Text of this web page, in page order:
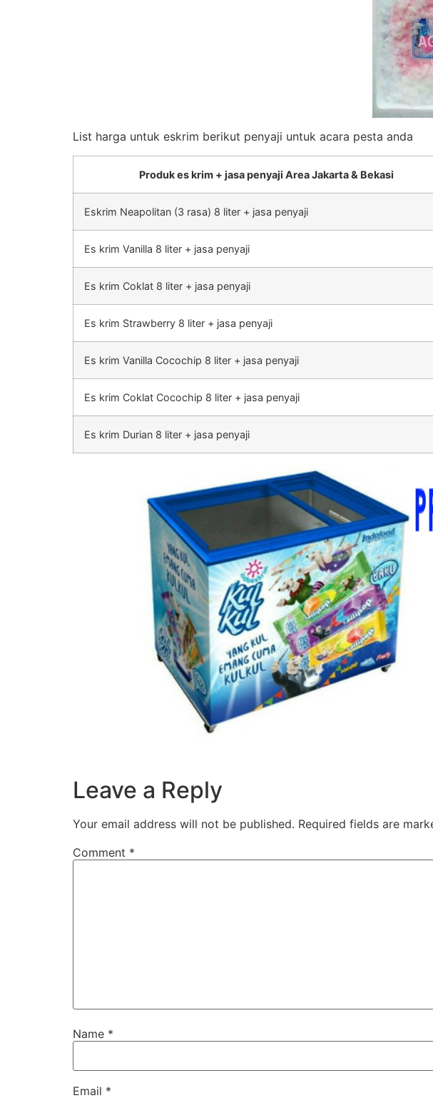
List harga untuk eskrim berikut penyaji untuk acara pesta anda
Produk es krim + jasa penyaji Area Jakarta & Bekasi
Eskrim Neapolitan (3 rasa) 8 liter + jasa penyaji
Es krim Vanilla 8 liter + jasa penyaji
Es krim Coklat 8 liter + jasa penyaji
Es krim Strawberry 8 liter + jasa penyaji
Es krim Vanilla Cocochip 8 liter + jasa penyaji
Es krim Coklat Cocochip 8 liter + jasa penyaji
Es krim Durian 8 liter + jasa penyaji
Leave a Reply
Your email address will not be published. Required fields are
Comment *
Name *
Email *